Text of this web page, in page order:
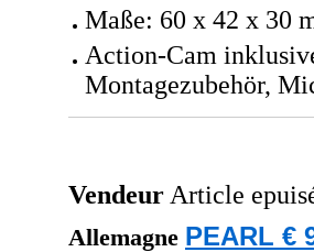
Maße: 60 x 42 x 30
Action-Cam
Montagezubehör,
Vendeur Article
Allemagne PEARL €